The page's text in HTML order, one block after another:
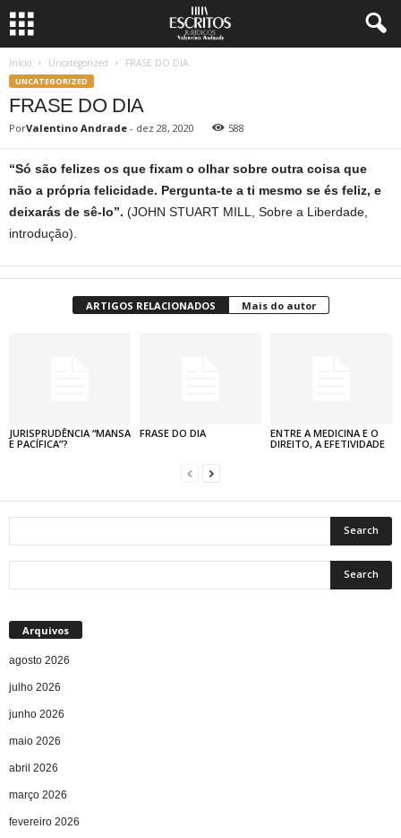
Início Uncategorized FRASE DO DIA
UNCATEGORIZED
FRASE DO DIA
PorValentino Andrade - dez 28, 2020 588
“Só são felizes os que fixam o olhar sobre outra coisa que
não a própria felicidade. Pergunta-te a ti mesmo se és feliz, e
deixarás de sê-lo”. (JOHN STUART MILL, Sobre a Liberdade,
introdução).
ARTIGOS RELACIONADOS Mais do autor
JURISPRUDÊNCIA “MANSA
E PACÍFICA”?
FRASE DO DIA
ENTRE A MEDICINA E O
DIREITO, A EFETIVIDADE
Arquivos
agosto 2026
julho 2026
junho 2026
maio 2026
abril 2026
março 2026
fevereiro 2026